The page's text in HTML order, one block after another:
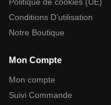
Conditions D’utilisation
Notre Boutique
Mon Compte
Mon compte
Suivi Commande